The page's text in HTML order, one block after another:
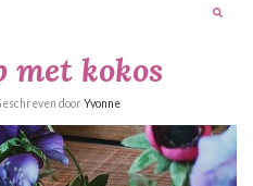
met kokos
door Yvonne